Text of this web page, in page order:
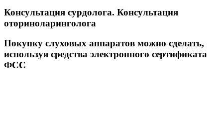
Консультация сурдолога. Консультация
оториноларинголога
Покупку слуховых аппаратов можно сделать,
используя средства электронного сертификата
ФСС